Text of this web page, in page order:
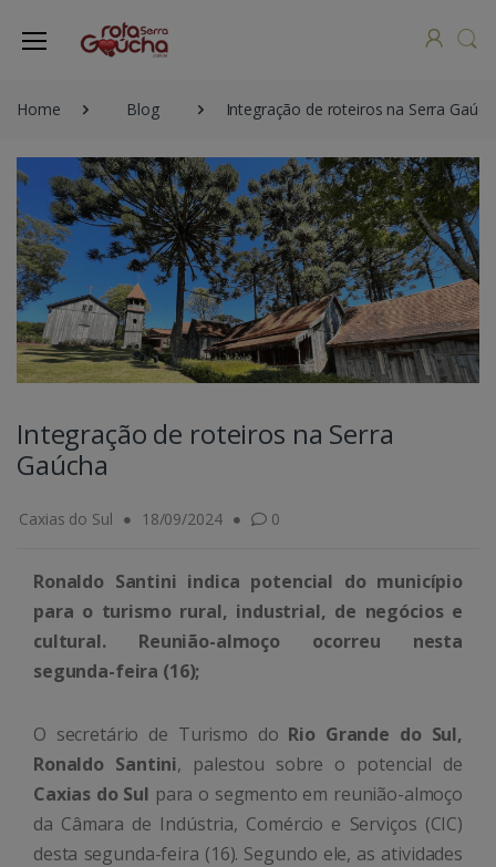
Home Blog Integração de roteiros na Serra
Integração de roteiros na Serra
Gaúcha
Caxias do Sul 18/09/2024 0
Ronaldo Santini indica potencial do município
para o turismo rural, industrial, de negócios e
cultural. Reunião-almoço ocorreu nesta
segunda-feira (16);
O secretário de Turismo do Rio Grande do Sul,
Ronaldo Santini, palestou sobre o potencial de
Caxias do Sul para o segmento em reunião-almoço
da Câmara de Indústria, Comércio e Serviços (CIC)
desta segunda-feira (16). Segundo ele, as atividades